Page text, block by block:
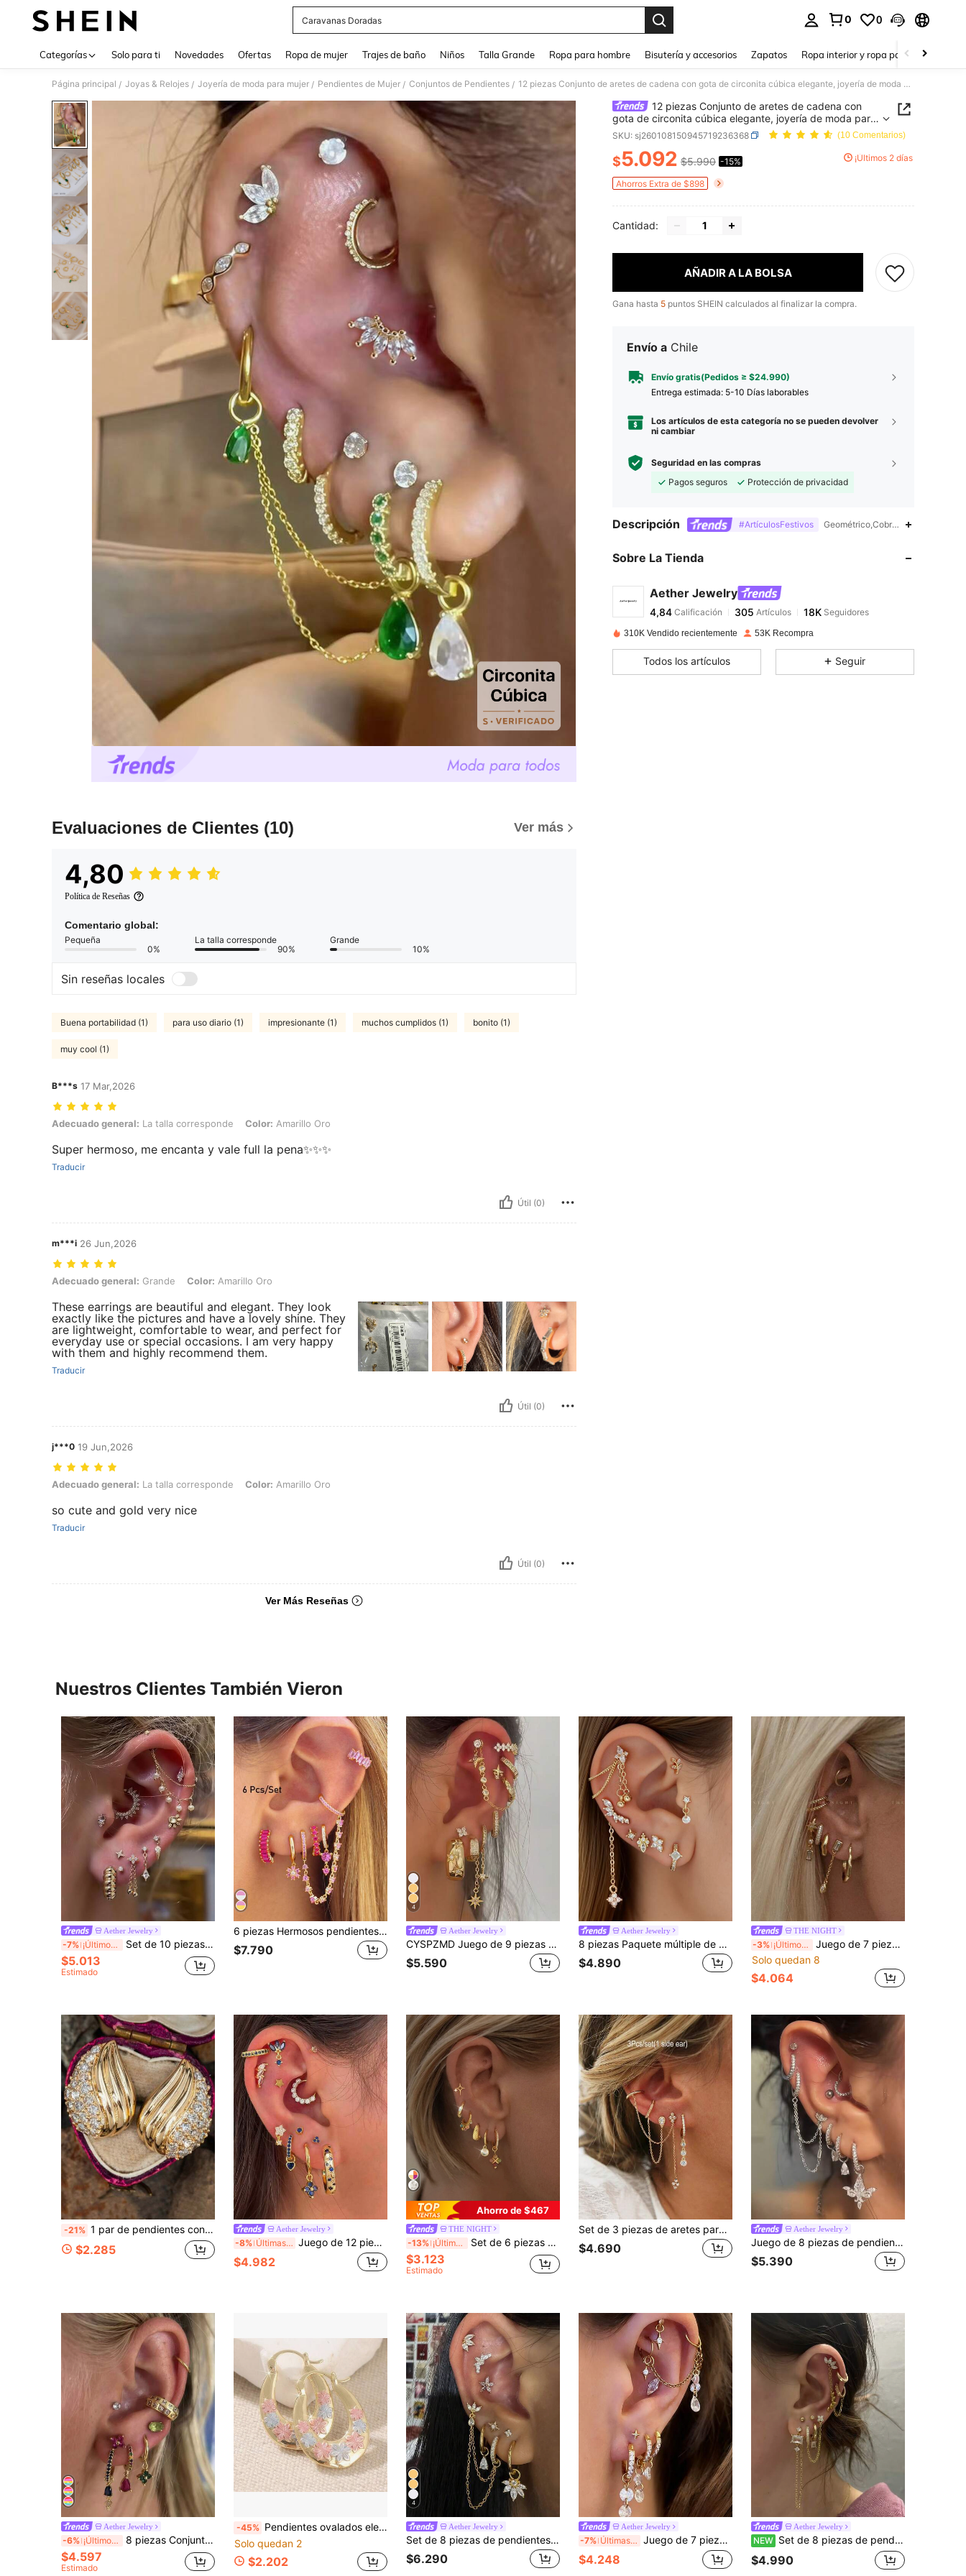
Caravanas Doradas
0 0
Categorías Solo para ti Novedades Ofertas Ropa de mujer Trajes de baño Niños Talla Grande Ropa para hombre Bisutería y accesorios Zapatos Ropa interior y ropa para dormir
Página principal / Joyas & Relojes / Joyería de moda para mujer / Pendientes de Mujer / Conjuntos de Pendientes / 12 piezas Conjunto de aretes de cadena con gota de circonita cúbica elegante, joyería de moda para mujeres, adecuada para uso diario, citas, fiestas, festivales de música, superposición
Evaluaciones de Clientes (10) Ver más
4,80
Política de Reseñas
Comentario global:
Pequeña
0%
La talla corresponde
90%
Grande
10%
Sin reseñas locales
Buena portabilidad (1) para uso diario (1) impresionante (1) muchos cumplidos (1) bonito (1)
muy cool (1)
B***s 17 Mar,2026
Adecuado general: La talla corresponde, Color: Amarillo Oro
Adecuado general: La talla corresponde Color: Amarillo Oro
Super hermoso, me encanta y vale full la pena✨✨✨
Traducir
Útil (0)
m***i 26 Jun,2026
Adecuado general: Grande, Color: Amarillo Oro
Adecuado general: Grande Color: Amarillo Oro
These earrings are beautiful and elegant. They look
exactly like the pictures and have a lovely shine. They
are lightweight, comfortable to wear, and perfect for
everyday use or special occasions. I am very happy
with them and highly recommend them.
Traducir
Útil (0)
j***0 19 Jun,2026
Adecuado general: La talla corresponde, Color: Amarillo Oro
Adecuado general: La talla corresponde Color: Amarillo Oro
so cute and gold very nice
Traducir
Útil (0)
Ver Más Reseñas
12 piezas Conjunto de aretes de cadena con
gota de circonita cúbica elegante, joyería de moda para
mujeres, adecuada para uso diario, citas, fiestas,
festivales de música, superposición
SKU: sj260108150945719236368 (10 Comentarios)
PRICE AND AVAILABILITY
$5.092 $5.990 -15% ¡Últimos 2 días
Ahorros Extra de $898
Cantidad:
AÑADIR A LA BOLSA
Gana hasta 5 puntos SHEIN calculados al finalizar la compra.
Envío a Chile
Envío gratis(Pedidos ≥ $24.990)
Entrega estimada: 5-10 Días laborables
Los artículos de esta categoría no se pueden devolver
ni cambiar
Seguridad en las compras
Pagos seguros
Protección de privacidad
Descripción #ArtículosFestivos Geométrico,Cobre,Diamante de
Sobre La Tienda
Aether Jewelry
4,84
4,84 Calificación 305Artículos
n***rpagó Hace 1 día
310K Vendido recientemente 53K Recompra
Todos los artículos Seguir
Nuestros Clientes También Vieron
Aether Jewelry
-7% ¡Últimos 2 días Set de 10 piezas de aretes con cadena decorados con circonita cúbica y perla falsa, diseño de estrella y sol, adecuado para uso diario, fiesta y múltiples perforaciones de mujeres
$5.013
Estimado
6 piezas Hermosos pendientes colgantes con flores de circonita rosa chapados en oro para mujeres, conjunto de pendientes de aro de joyería de moda
$7.790
4
Aether Jewelry
CYSPZMD Juego de 9 piezas de pendientes de cartílago con circonita cúbica multicapa, pendientes de botón con decoración de estrella y trébol de cuatro hojas, clips para orejas, pendientes con cadena, adecuados para uso diario, citas y fiestas de mujeres
$5.590
Aether Jewelry
8 piezas Paquete múltiple de pequeños pendientes de cartílago dorados con CZ, pendientes colgantes con cadena de circonita cúbica para piercing de trago y hélix para mujeres y niñas con múltiples perforaciones en la oreja
$4.890
THE NIGHT
-3% ¡Últimos 2 días
Juego de 7 piezas de pendientes con colgante de estrella de circonita, adecuado para fiesta, vacaciones, cita o boda
Solo quedan 8
$4.064
-21% 1 par de pendientes con forma de concha incrustados con circonita cúbica, diseño exquisito, para el temperamento de las mujeres, regalos de fiesta, joyería de moda para mujeres
$2.285
Aether Jewelry
-8% Últimas 7 hrs Juego de 12 piezas de pendientes exquisitos de circonita cúbica azul, pendientes de cartílago con decoración de estrella & luna para múltiples perforaciones, adecuados para uso diario, citas, fiestas y reuniones de mujeres
$4.982
Ahorro de $467
THE NIGHT
-13% ¡Últimos 2 días Set de 6 piezas de pendientes de botón con colgante de circonita cúbica elegante y colorida, estilo minimalista y elegante, adecuado para mujeres, citas, fiestas y uso diario
$3.123
Estimado
Set de 3 piezas de aretes para mujeres: Aretes de cadena con letras de circonita cúbica, aretes colgantes de moda, accesorios de joyería encantadores para damas
$4.690
Aether Jewelry
Juego de 8 piezas de pendientes de piercing de plata con CZ, delicados pendientes de cadena y gota para el cartílago, para uso diario, fiestas, conciertos y festivales
$5.390
Aether Jewelry
-6% ¡Últimos 2 días 8 piezas Conjunto de aretes con circonita cúbica colorida, decoración de trébol y lágrima, aretes de presión, colgantes, accesorios elegantes para mujeres, uso diario, fiesta, banquete, mejor regalo para fiestas
$4.597
Estimado
-45% Pendientes ovalados elegantes con diseño floral tricolor en tono cobre vintage
Solo quedan 2
$2.202
4
Aether Jewelry
Set de 8 piezas de pendientes de cadena geométrica con circonita cúbica incrustada, exquisitos y brillantes, pendientes de múltiples perforaciones, adecuados para uso diario de mujeres, citas, festivales de música, fiestas, capas y combinaciones
$6.290
Aether Jewelry
-7% Últimas 7 hrs Juego de 7 piezas de pendientes con colgante de cadena de estrella de circonita cúbica, exquisito, adecuado para uso diario de mujeres, citas, fiestas, reuniones, capas y combinaciones
$4.248
Aether Jewelry
NEW Set de 8 piezas de pendientes con cadena de decoración de flor y hoja exquisita con circonita cúbica incrustada, pendientes para múltiples perforaciones de oreja, adecuados para citas, trabajo y fiestas de mujeres
$4.990